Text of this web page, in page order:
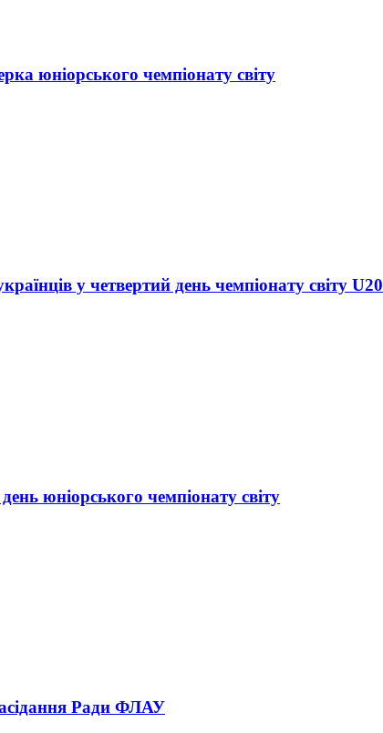
юніорського чемпіонату світу
у четвертий день чемпіонату світу U20
юніорського чемпіонату світу
Ради ФЛАУ